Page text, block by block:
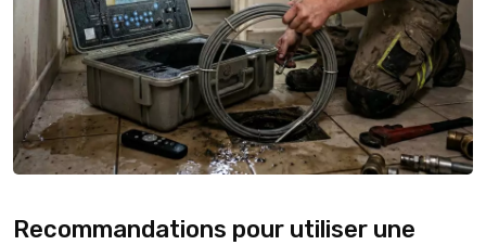
Recommandations pour utiliser une